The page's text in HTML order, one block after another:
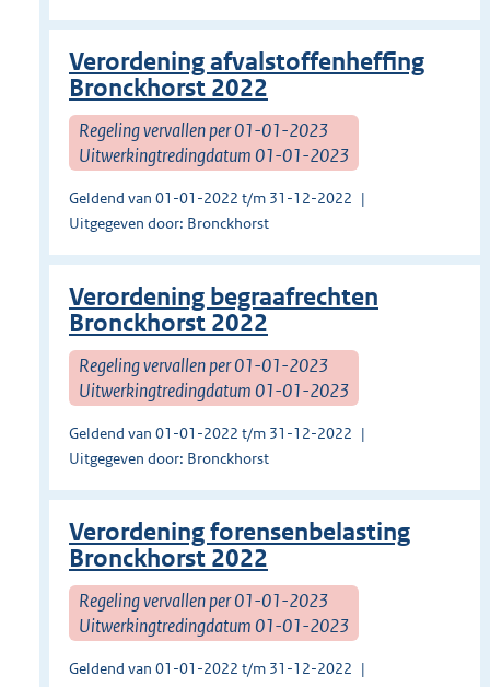
Verordening afvalstoffenheffing
Bronckhorst 2022
Regeling vervallen per 01-01-2023
Uitwerkingtredingdatum 01-01-2023
Geldend van 01-01-2022 t/m 31-12-2022
Uitgegeven door: Bronckhorst
Verordening begraafrechten
Bronckhorst 2022
Regeling vervallen per 01-01-2023
Uitwerkingtredingdatum 01-01-2023
Geldend van 01-01-2022 t/m 31-12-2022
Uitgegeven door: Bronckhorst
Verordening forensenbelasting
Bronckhorst 2022
Regeling vervallen per 01-01-2023
Uitwerkingtredingdatum 01-01-2023
Geldend van 01-01-2022 t/m 31-12-2022